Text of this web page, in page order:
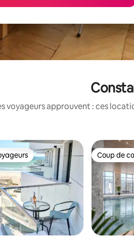
voyageurs approuvent : ces
Coup de
Coup de